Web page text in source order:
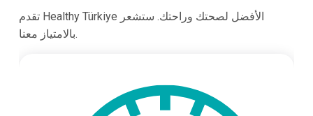
تقدم Healthy Türkiye الأفضل لصحتك وراحتك. ستشعر
بالامتياز معنا.